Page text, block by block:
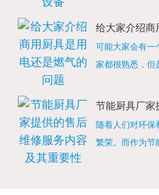
烹饪设备，既能
给大家介绍商
可能大家会有一
家都很熟悉，但
店用的就是商用
节能厨具厂家
随着人们对环保
繁荣。而作为节